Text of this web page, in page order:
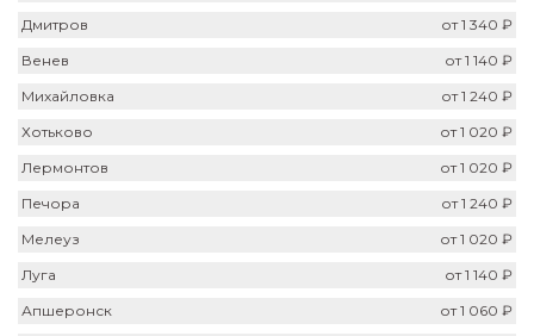
Дмитров
от 1 340 ₽
Венев
от 1 140 ₽
Михайловка
от 1 240 ₽
Хотьково
от 1 020 ₽
Лермонтов
от 1 020 ₽
Печора
от 1 240 ₽
Мелеуз
от 1 020 ₽
Луга
от 1 140 ₽
Апшеронск
от 1 060 ₽